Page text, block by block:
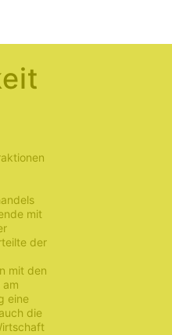
mit
der
mit den
am
eine
die